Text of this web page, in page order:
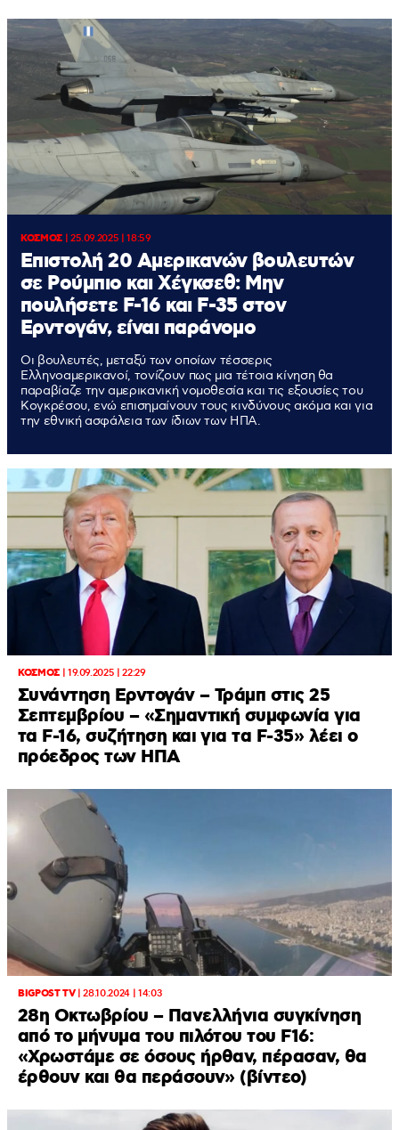
ΚΟΣΜΟΣ| 25.09.2025 | 18:59
Επιστολή 20 Αμερικανών βουλευτών
σε Ρούμπιο και Χέγκσεθ: Μην
πουλήσετε F-16 και F-35 στον
Ερντογάν, είναι παράνομο
Οι βουλευτές, μεταξύ των οποίων τέσσερις
Ελληνοαμερικανοί, τονίζουν πως μια τέτοια κίνηση θα
παραβίαζε την αμερικανική νομοθεσία και τις εξουσίες του
Κογκρέσου, ενώ επισημαίνουν τους κινδύνους ακόμα και για
την εθνική ασφάλεια των ίδιων των ΗΠΑ.
ΚΟΣΜΟΣ| 19.09.2025 | 22:29
Συνάντηση Ερντογάν – Τράμπ στις 25
Σεπτεμβρίου – «Σημαντική συμφωνία για
τα F-16, συζήτηση και για τα F-35» λέει ο
πρόεδρος των ΗΠΑ
BIGPOST TV|28.10.2024 | 14:03
28η Οκτωβρίου – Πανελλήνια συγκίνηση
από το μήνυμα του πιλότου του F16:
«Χρωστάμε σε όσους ήρθαν, πέρασαν, θα
έρθουν και θα περάσουν» (βίντεο)